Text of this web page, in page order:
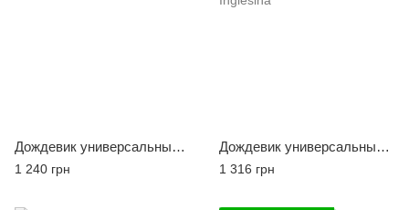
Дождевик универсальный для люльки Inglesina
1 240 грн
Дождевик универсальный для прогулочного блока Inglesina
1 316 грн